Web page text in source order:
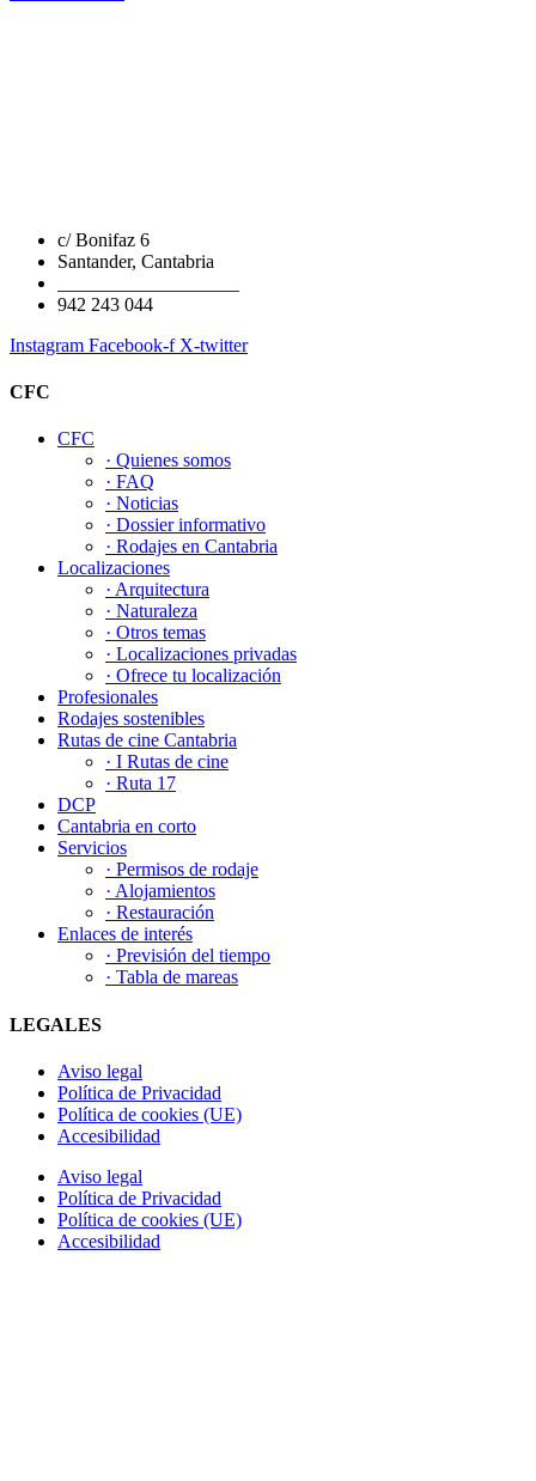
c/ Bonifaz 6
Santander, Cantabria
942 243 044
Instagram Facebook-f X-twitter
CFC
CFC
· Quienes somos
· FAQ
· Noticias
· Dossier informativo
· Rodajes en Cantabria
Localizaciones
· Arquitectura
· Naturaleza
· Otros temas
· Localizaciones privadas
· Ofrece tu localización
Profesionales
Rodajes sostenibles
Rutas de cine Cantabria
· I Rutas de cine
· Ruta 17
DCP
Cantabria en corto
Servicios
· Permisos de rodaje
· Alojamientos
· Restauración
Enlaces de interés
· Previsión del tiempo
· Tabla de mareas
LEGALES
Aviso legal
Política de Privacidad
Política de cookies (UE)
Accesibilidad
Aviso legal
Política de Privacidad
Política de cookies (UE)
Accesibilidad